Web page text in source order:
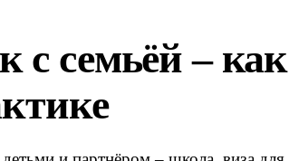
с семьёй – как